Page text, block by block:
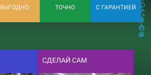
ВЫГОДНО ТОЧНО С ГАРАНТИЕЙ
СДЕЛАЙ САМ